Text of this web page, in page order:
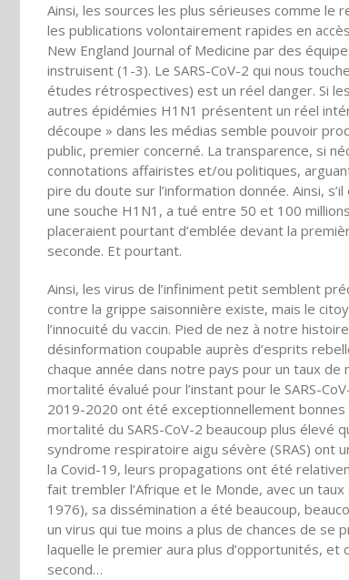
Ainsi, les sources les plus sérieuses comme le
les publications volontairement rapides en
New England Journal of Medicine par des
instruisent (1-3). Le SARS-CoV-2 qui nous
études rétrospectives) est un réel danger. Si
autres épidémies H1N1 présentent un réel
découpe » dans les médias semble pouvoir
public, premier concerné. La transparence, si
connotations affairistes et/ou politiques,
pire du doute sur l’information donnée. Ainsi,
une souche H1N1, a tué entre 50 et 100
placeraient pourtant d’emblée devant la
seconde. Et pourtant.
Ainsi, les virus de l’infiniment petit semblent
contre la grippe saisonnière existe, mais le
l’innocuité du vaccin. Pied de nez à notre
désinformation coupable auprès d’esprits
chaque année dans notre pays pour un taux
mortalité évalué pour l’instant pour le SARS-
2019-2020 ont été exceptionnellement
mortalité du SARS-CoV-2 beaucoup plus élevé
syndrome respiratoire aigu sévère (SRAS) ont
la Covid-19, leurs propagations ont été
fait trembler l’Afrique et le Monde, avec un
1976), sa dissémination a été beaucoup,
un virus qui tue moins a plus de chances de se
laquelle le premier aura plus d’opportunités,
second…